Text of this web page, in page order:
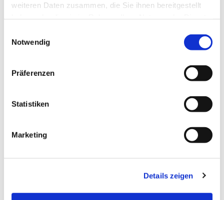
weiteren Daten zusammen, die Sie ihnen bereitgestellt
Notwendig
Präferenzen
Statistiken
Marketing
Details zeigen